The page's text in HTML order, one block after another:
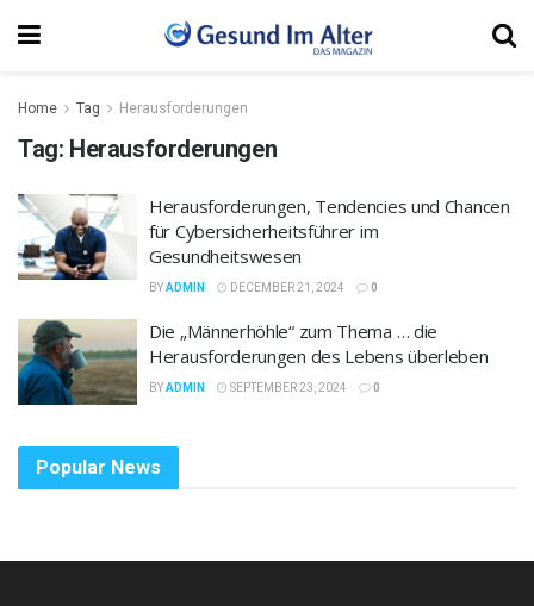
Home Tag Herausforderungen
Tag: Herausforderungen
Herausforderungen, Tendencies und Chancen
für Cybersicherheitsführer im
Gesundheitswesen
BYADMIN DECEMBER 21, 2024 0
Die „Männerhöhle“ zum Thema … die
Herausforderungen des Lebens überleben
BYADMIN SEPTEMBER 23, 2024 0
Popular News